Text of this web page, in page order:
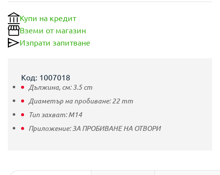
Купи на кредит
Вземи от магазин
Изпрати запитване
Код: 1007018
Дължина, см:3.5cm
Диаметър на пробиване:22mm
Тип захват:M14
Приложение:ЗА ПРОБИВАНЕ НА ОТВОРИ